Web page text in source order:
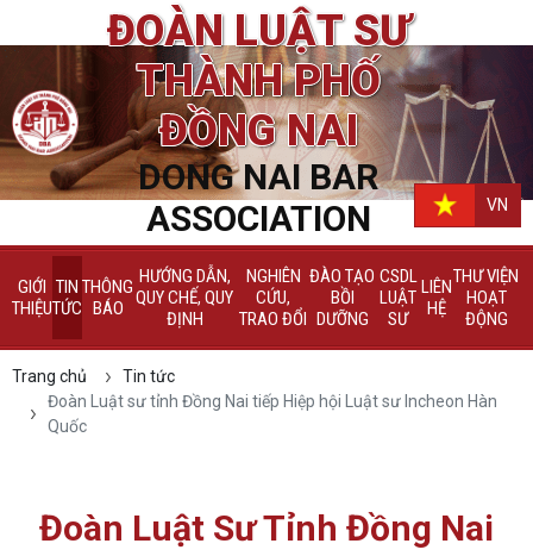
ĐOÀN LUẬT SƯ
THÀNH PHỐ
ĐỒNG NAI
DONG NAI BAR
ASSOCIATION
VN
GIỚI
THIỆU
TIN
TỨC
THÔNG
BÁO
HƯỚNG DẪN,
QUY CHẾ, QUY
ĐỊNH
NGHIÊN
CỨU,
TRAO ĐỔI
ĐÀO TẠO
BỒI
DƯỠNG
CSDL
LUẬT
SƯ
LIÊN
HỆ
THƯ VIỆN
HOẠT
ĐỘNG
Trang chủ
Tin tức
Đoàn Luật sư tỉnh Đồng Nai tiếp Hiệp hội Luật sư Incheon Hàn
Quốc
Đoàn Luật Sư Tỉnh Đồng Nai